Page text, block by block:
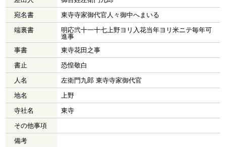
宛名書
東寺寺家御代官人々御中へまいる
端裏書
明応弐十一十七上野ヨリ入花当年ヨリ米ニテ毎年可
進事
事書
東寺花田之事
書止
恐惶敬白
人名
左衛門九郎 東寺寺家御代官
地名
上野
寺社名
東寺
その他事項
備考